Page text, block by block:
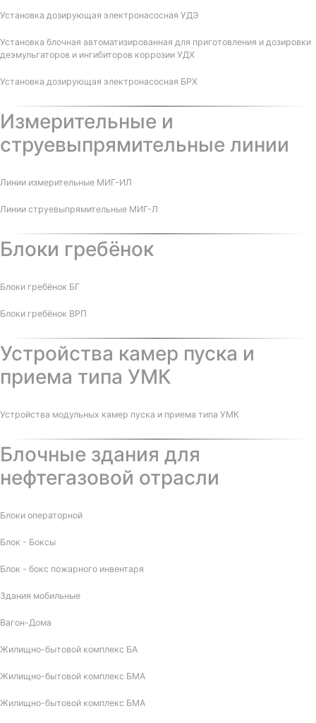
Установка дозирующая электронасосная УДЭ
Установка блочная автоматизированная для приготовления и дозировки
деэмульгаторов и ингибиторов коррозии УДХ
Установка дозирующая электронасосная БРХ
Измерительные и
струевыпрямительные линии
Линии измерительные МИГ-ИЛ
Линии струевыпрямительные МИГ-Л
Блоки гребёнок
Блоки гребёнок БГ
Блоки гребёнок ВРП
Устройства камер пуска и
приема типа УМК
Устройства модульных камер пуска и приема типа УМК
Блочные здания для
нефтегазовой отрасли
Блоки операторной
Блок - Боксы
Блок - бокс пожарного инвентаря
Здания мобильные
Вагон-Дома
Жилищно-бытовой комплекс БА
Жилищно-бытовой комплекс БМА
Жилищно-бытовой комплекс БМА